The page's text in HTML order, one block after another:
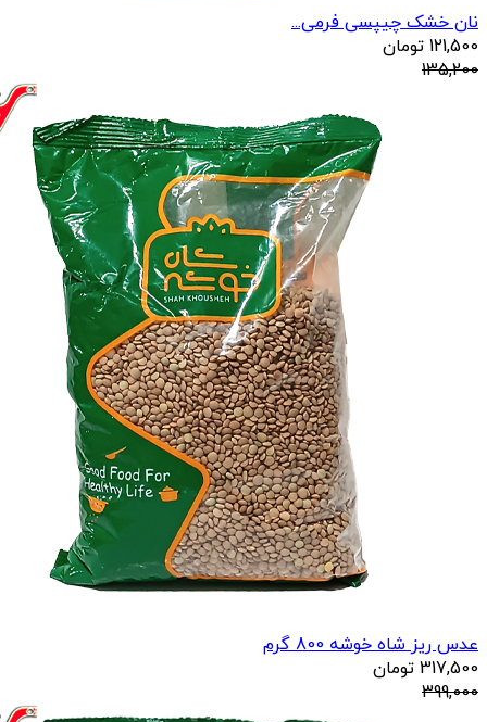
نان خشک چیپسی فرمی...
121,500 تومان
135,200
عدس ریز شاه خوشه 800 گرم
317,500 تومان
399,000